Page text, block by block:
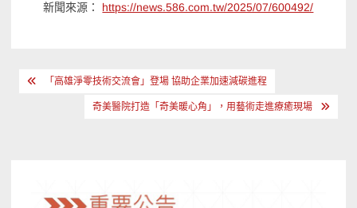
新聞來源： https://news.586.com.tw/2025/07/600492/
文 「高雄淨零技術交流會」登場 協助企業加速減碳進程
奇美醫院打造「奇美暖心角」，用藝術走進療癒現場